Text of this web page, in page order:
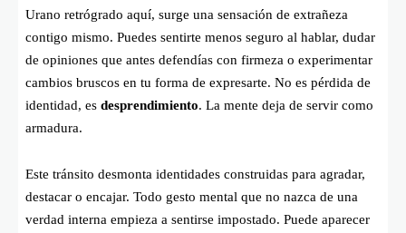
Urano retrógrado aquí, surge una sensación de extrañeza
contigo mismo. Puedes sentirte menos seguro al hablar, dudar
de opiniones que antes defendías con firmeza o experimentar
cambios bruscos en tu forma de expresarte. No es pérdida de
identidad, es desprendimiento. La mente deja de servir como
armadura.
Este tránsito desmonta identidades construidas para agradar,
destacar o encajar. Todo gesto mental que no nazca de una
verdad interna empieza a sentirse impostado. Puede aparecer